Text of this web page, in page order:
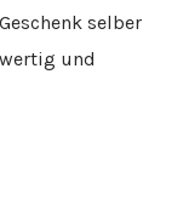
selber
und